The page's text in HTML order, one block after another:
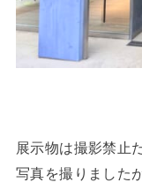
展示物は撮影禁止
写真を撮りました